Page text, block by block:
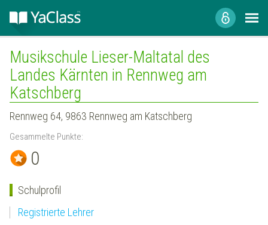
Musikschule Lieser-Maltatal des
Landes Kärnten in Rennweg am
Katschberg
Rennweg 64, 9863 Rennweg am Katschberg
Gesammelte Punkte:
0
Schulprofil
Registrierte Lehrer